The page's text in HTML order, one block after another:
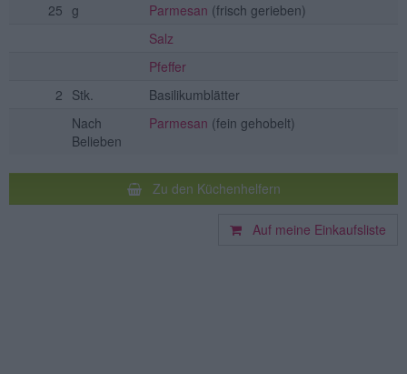
25 g Parmesan (frisch gerieben)
Salz
Pfeffer
2 Stk.
Basilikumblätter
Nach
Belieben
Parmesan (fein gehobelt)
Zu den Küchenhelfern
Auf meine Einkaufsliste